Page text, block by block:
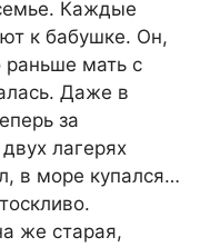
Каждые
к бабушке. Он,
раньше мать с
Даже в
за
лагерях
в море купался…
же старая,